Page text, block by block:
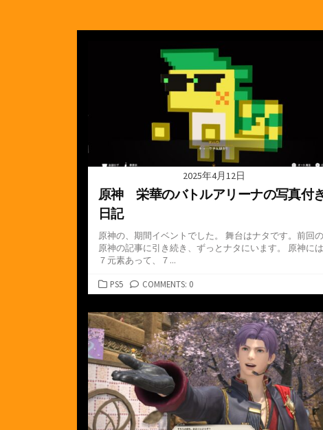
2025年4月12日
原神 栄華のバトルアリーナの写真付
日記
原神の、期間イベントでした。 舞台はナタです。前回の
原神の記事に引き続き、ずっとナタにいます。 原神には
７元素あって、７...
カ
テ
ゴ
リ
ー
PS5 COMMENTS: 0